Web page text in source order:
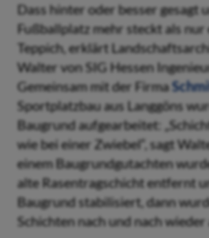
Dass hinter oder besser gesagt
Fußballplatz mehr steckt als nur
Teppich, erklärt
Walter von SIG Hessen
Gemeinsam mit der Firma
Sportplatzbau aus Langgöns
Baugrund aufgearbeitet:
wie bei einer Zwiebel“, sagt
einem Baugrundgutachten
alte Rasentragschicht entfernt
Baugrund stabilisiert, dann
Schichten nach und nach wieder